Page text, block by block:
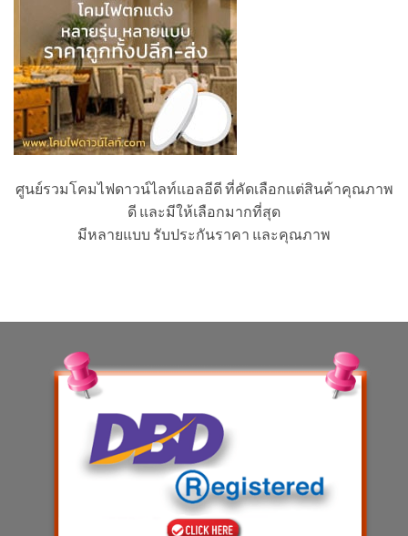
ศูนย์รวมโคมไฟดาวน์ไลท์แอลอีดี ที่คัดเลือกแต่สินค้าคุณภาพ
ดี และมีให้เลือกมากที่สุด
มีหลายแบบ รับประกันราคา และคุณภาพ